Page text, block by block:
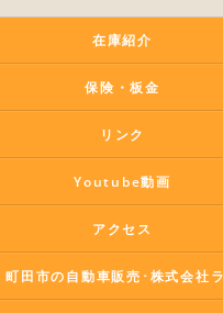
在庫紹介
保険・板金
リンク
Youtube動画
アクセス